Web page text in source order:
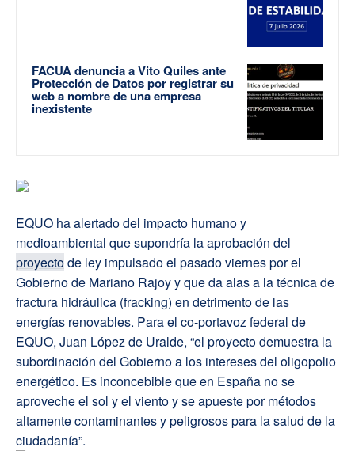
FACUA denuncia a Vito Quiles ante
Protección de Datos por registrar su
web a nombre de una empresa
inexistente
EQUO ha alertado del impacto humano y
medioambiental que supondría la aprobación del
proyectode ley impulsado el pasado viernes por el
Gobierno de Mariano Rajoy y que da alas a la técnica de
fractura hidráulica (fracking) en detrimento de las
energías renovables. Para el co-portavoz federal de
EQUO, Juan López de Uralde, “el proyecto demuestra la
subordinación del Gobierno a los intereses del oligopolio
energético. Es inconcebible que en España no se
aproveche el sol y el viento y se apueste por métodos
altamente contaminantes y peligrosos para la salud de la
ciudadanía”.